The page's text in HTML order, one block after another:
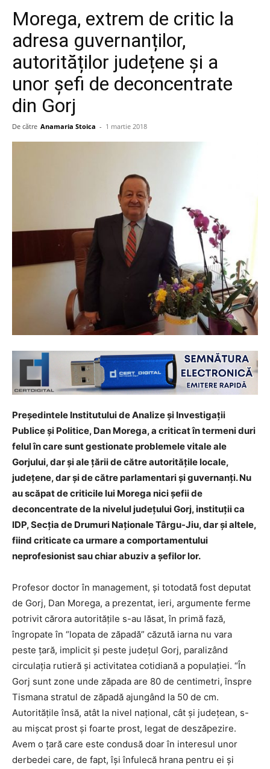
Morega, extrem de critic la
adresa guvernanților,
autorităților județene și a
unor șefi de deconcentrate
din Gorj
De către Anamaria Stoica - 1 martie 2018
Președintele Institutului de Analize și Investigații
Publice și Politice, Dan Morega, a criticat în termeni duri
felul în care sunt gestionate problemele vitale ale
Gorjului, dar și ale țării de către autoritățile locale,
județene, dar și de către parlamentari și guvernanți. Nu
au scăpat de criticile lui Morega nici șefii de
deconcentrate de la nivelul județului Gorj, instituții ca
IDP, Secția de Drumuri Naționale Târgu-Jiu, dar și altele,
fiind criticate ca urmare a comportamentului
neprofesionist sau chiar abuziv a șefilor lor.
Profesor doctor în management, și totodată fost deputat
de Gorj, Dan Morega, a prezentat, ieri, argumente ferme
potrivit cărora autoritățile s-au lăsat, în primă fază,
îngropate în “lopata de zăpadă” căzută iarna nu vara
peste țară, implicit și peste județul Gorj, paralizând
circulația rutieră și activitatea cotidiană a populației. “În
Gorj sunt zone unde zăpada are 80 de centimetri, înspre
Tismana stratul de zăpadă ajungând la 50 de cm.
Autoritățile însă, atât la nivel național, cât și județean, s-
au mișcat prost și foarte prost, legat de deszăpezire.
Avem o țară care este condusă doar în interesul unor
derbedei care, de fapt, își înfulecă hrana pentru ei și